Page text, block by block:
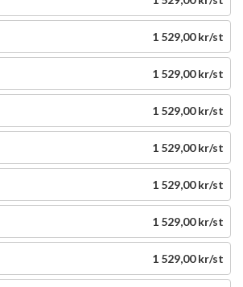
1 529,00 kr/st
1 529,00 kr/st
1 529,00 kr/st
1 529,00 kr/st
1 529,00 kr/st
1 529,00 kr/st
1 529,00 kr/st